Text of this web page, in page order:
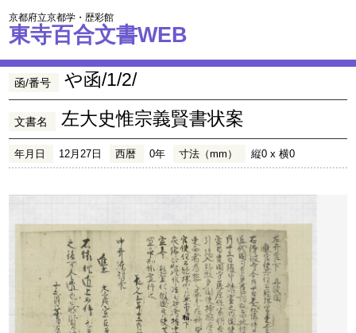
京都府立京都学・歴彩館
東寺百合文書WEB
函/番号 や函/1/2/
文書名 左大史惟宗義賢書状案
年月日 12月27日 西暦 0年 寸法（mm） 縦0 x 横0